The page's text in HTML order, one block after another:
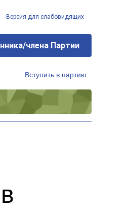
Версия для слабовидящих
члена Партии
Вступить в партию